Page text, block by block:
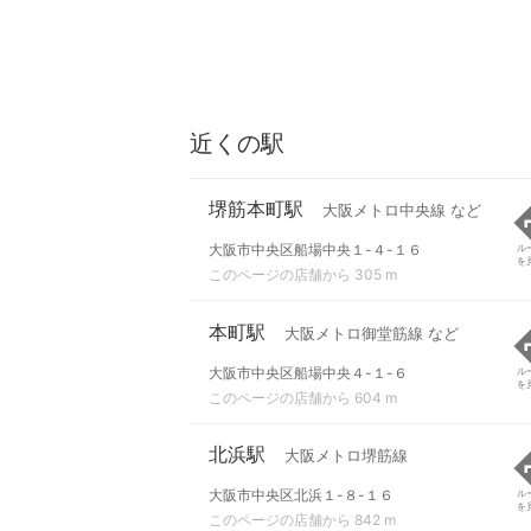
近くの駅
堺筋本町駅 大阪メトロ中央線 など
大阪市中央区船場中央１-４-１６
このページの店舗から 305 m
ル
を
本町駅 大阪メトロ御堂筋線 など
大阪市中央区船場中央４-１-６
このページの店舗から 604 m
ル
を
北浜駅 大阪メトロ堺筋線
大阪市中央区北浜１-８-１６
このページの店舗から 842 m
ル
を